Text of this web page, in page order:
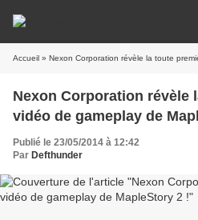
Accueil
Nexon Corporation révèle
Publié le 23/05/2014 à 12:42
Par Defthunder